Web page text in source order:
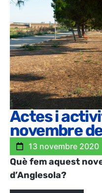
Actes i
novembre
13 novembre 2020
Què fem aquest
d’Anglesola?